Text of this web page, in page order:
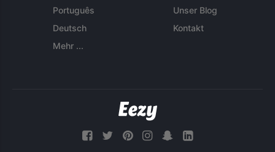
Português
Deutsch
Mehr ...
Unser Blog
Kontakt